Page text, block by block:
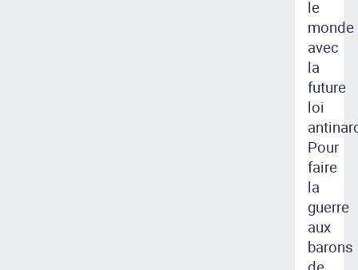
le
monde
avec
la
future
loi
Pour
faire
la
guerre
aux
barons